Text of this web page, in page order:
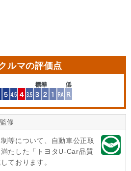
ルマの評価点
修
等について、自動車公正取
たした「トヨタU-Car品質
ております。